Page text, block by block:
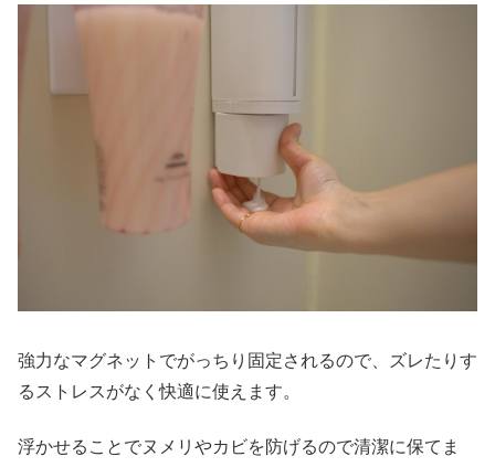
強力なマグネットでがっちり固定されるので、ズレたりす
るストレスがなく快適に使えます。
浮かせることでヌメリやカビを防げるので清潔に保てま